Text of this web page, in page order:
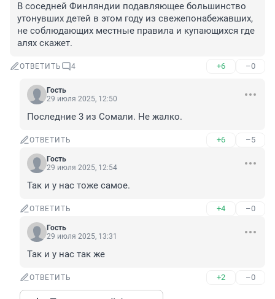
В соседней Финляндии подавляющее большинство
утонувших детей в этом году из свежепонабежавших,
не соблюдающих местные правила и купающихся где
алях скажет.
ОТВЕТИТЬ 4 +6 –0
Гость
29 июля 2025, 12:50
Последние 3 из Сомали. Не жалко.
ОТВЕТИТЬ +6 –5
Гость
29 июля 2025, 12:54
Так и у нас тоже самое.
ОТВЕТИТЬ +4 –0
Гость
29 июля 2025, 13:31
Так и у нас так же
ОТВЕТИТЬ +2 –0